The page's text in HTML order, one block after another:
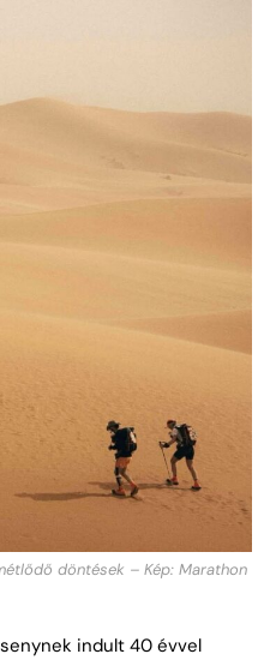
döntések – Kép: Marathon
indult 40 évvel